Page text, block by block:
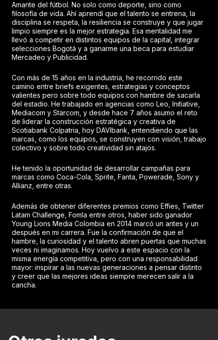
Amante del fútbol. No solo como deporte, sino como
filosofía de vida. Ahí aprendí que el talento se entrena, la
disciplina se respeta, la resiliencia se construye y que jugar
limpio siempre es la mejor estrategia. Esa mentalidad me
llevó a competir en distintos equipos de la capital, integrar
selecciones Bogotá y a ganarme una beca para estudiar
Mercadeo y Publicidad.
Con más de 15 años en la industria, he recorrido este
camino entre briefs exigentes, estrategias y conceptos
valientes pero sobre todo equipos con hambre de sacarla
del estadio. He trabajado en agencias como Leo, Initiative,
Mediacom y Starcom, y desde hace 7 años asumo el reto
de liderar la construcción estratégica y creativa de
Scotiabank Colpatria, hoy DAVIbank, entendiendo que las
marcas, como los equipos, se construyen con visión, trabajo
colectivo y sobre todo creatividad sin atajos.
He tenido la oportunidad de desarrollar campañas para
marcas como Coca-Cola, Sprite, Fanta, Powerade, Sony y
Allianz, entre otras.
Además de obtener diferentes premios como Effies, Twitter
Latam Challenge, Fomla entre otros, haber sido ganador
Young Lions Media Colombia en 2014 marcó un antes y un
después en mi carrera. Fue la confirmación de que el
hambre, la curiosidad y el talento abren puertas que muchas
veces ni imaginamos. Hoy vuelvo a este espacio con la
misma energía competitiva, pero con una responsabilidad
mayor: inspirar a las nuevas generaciones a pensar distinto
y creer que las mejores ideas siempre merecen salir a la
cancha.